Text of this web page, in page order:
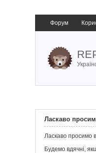
Форум
Ласкаво
Ласкаво просимо
Будемо вдячні,